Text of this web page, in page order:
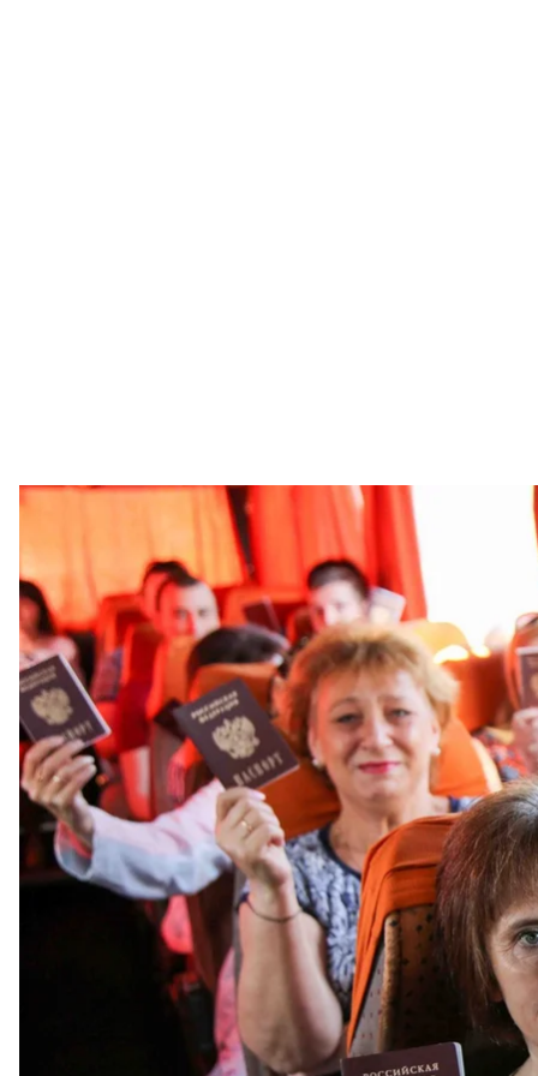
Люди показують свої російські паспорти в автобусі,
Щоб допекти непоступливому Києву, в
наслідками — позбавленням громадянських і
матимуть змоги отримати паспорти «республіки».
серйозно ускладнити життя президенту України
Не-
Як стало відомо «Спектру» від джерела,
обговорення проєкту, результатом якого може
Україну. На експертному рівні перед
«громадянство ДНР» і обчислюють збитки від
невизнаної республіки Абхазія.
Передбачається, що цей закон обмежить
квартир і будинків, купівлі будь-якої
місцевою пропискою, мають стати в Ясинуватій,
разі перевірки документів їх зможуть